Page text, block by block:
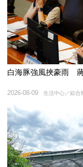
白海豚強風挾豪雨
生活中心／綜合
2026-08-09